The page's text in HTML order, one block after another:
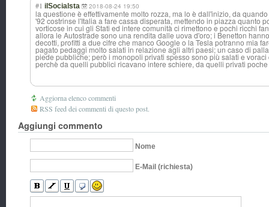
#1 ilSocialsta 2018-08-24 19:50
la questione è effettivamente molto rozza, ma lo è dall'inizio, da
'92 costrinse l'Italia a fare cassa disperata, mettendo in piazza quanto
vorticose in cui gli Stati ed intere comunità ci rimettono e pochi ricchi
allora le Autostrade sono una rendita dalle uova d'oro; i Benetton
decotti, profitti a due cifre che manco Google o la Tesla potranno mia
pagato pedaggi molto salati in relazione agli altri paesi; un caso di
piede pubbliche; però i monopoli privati spesso sono più salati e
perchè da quelli pubblici ricavano intere schiere, da quelli privati
Aggiorna elenco commenti
RSS feed dei commenti di questo post.
Aggiungi commento
Nome
E-Mail (richiesta)